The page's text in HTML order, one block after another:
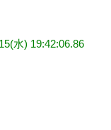
水) 19:42:06.86